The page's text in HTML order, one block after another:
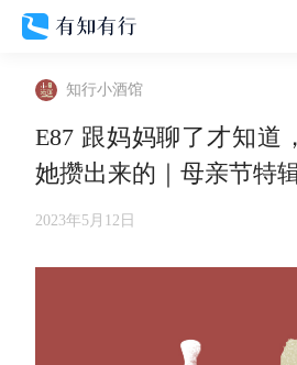
有知
知行小酒馆
E87 跟妈妈聊了才知道
她攒出来的｜母亲节特
2023年5月12日